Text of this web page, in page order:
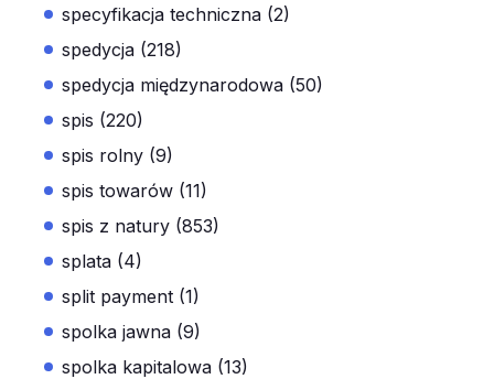
specyfikacja techniczna (2)
spedycja (218)
spedycja międzynarodowa (50)
spis (220)
spis rolny (9)
spis towarów (11)
spis z natury (853)
splata (4)
split payment (1)
spolka jawna (9)
spolka kapitalowa (13)